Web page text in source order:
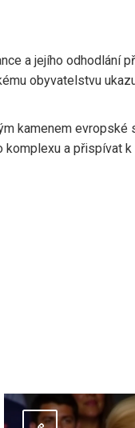
a jejího odhodlání
obyvatelstvu
kamenem evropské
a přispívat